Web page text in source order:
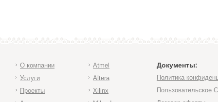
О компании
Услуги
Проекты
Atmel
Altera
Xilinx
Документы:
Политика
Пользовательское